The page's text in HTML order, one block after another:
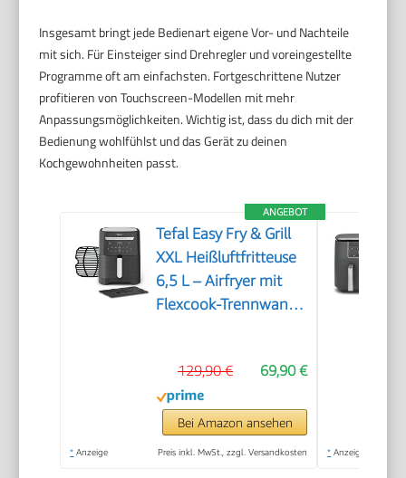
Insgesamt bringt jede Bedienart eigene Vor- und Nachteile
mit sich. Für Einsteiger sind Drehregler und voreingestellte
Programme oft am einfachsten. Fortgeschrittene Nutzer
profitieren von Touchscreen-Modellen mit mehr
Anpassungsmöglichkeiten. Wichtig ist, dass du dich mit der
Bedienung wohlfühlst und das Gerät zu deinen
Kochgewohnheiten passt.
ANGEBOT
Tefal Easy Fry & Grill
XXL Heißluftfritteuse
6,5 L – Airfryer mit
Flexcook-Trennwand
°C, Druckguss-
Grillplatte, fettarm
frittieren,
spülmaschinenfest
69,90 €
129,90 €
Bei Amazon ansehen
* Anzeige Preis inkl. MwSt., zzgl. Versandkosten * Anzeige